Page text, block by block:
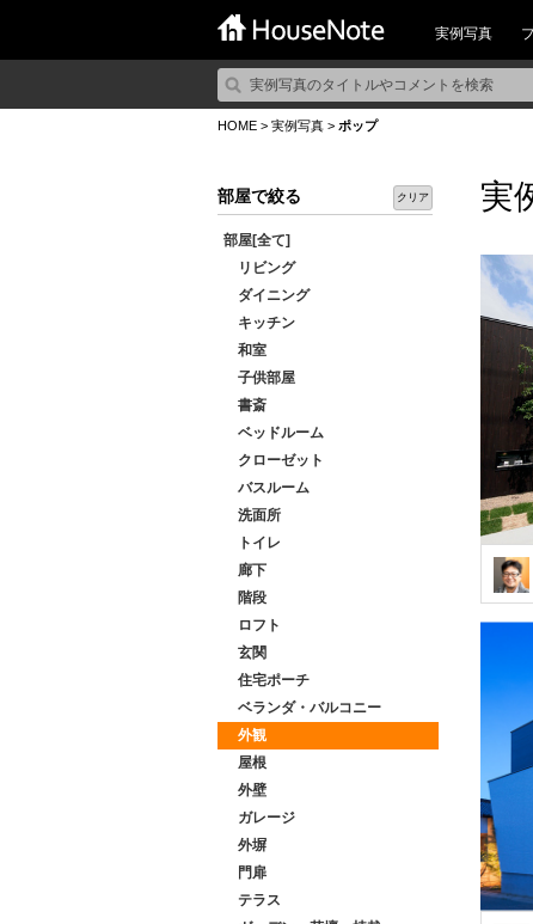
実例写真
HOME > 実例写真 > ポップ
部屋で絞る クリア
部屋[全て]
リビング
ダイニング
キッチン
和室
子供部屋
書斎
ベッドルーム
クローゼット
バスルーム
洗面所
トイレ
廊下
階段
ロフト
玄関
住宅ポーチ
ベランダ・バルコニー
外観
屋根
外壁
ガレージ
外塀
門扉
テラス
実